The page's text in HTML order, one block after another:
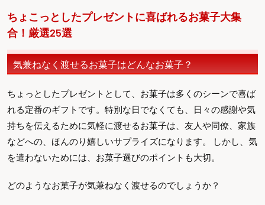
ちょこっとしたプレゼントに喜ばれるお菓子大集
合！厳選25選
気兼ねなく渡せるお菓子はどんなお菓子？
ちょっとしたプレゼントとして、お菓子は多くのシーンで喜ば
れる定番のギフトです。特別な日でなくても、日々の感謝や気
持ちを伝えるために気軽に渡せるお菓子は、友人や同僚、家族
などへの、ほんのり嬉しいサプライズになります。 しかし、気
を遣わないためには、お菓子選びのポイントも大切。
どのようなお菓子が気兼ねなく渡せるのでしょうか？